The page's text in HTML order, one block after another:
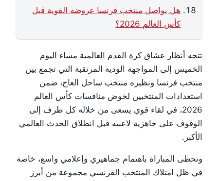
هل يواصل منتخب فرنسا عروضه القوية قبل
كأس العالم 2026؟
تتجه أنظار عشاق كرة القدم العالمية مساء اليوم
الخميس إلى المواجهة الودية المرتقبة التي تجمع بين
منتخب فرنسا ونظيره منتخب ساحل العاج، ضمن
استعدادات المنتخبين لخوض منافسات كأس العالم
2026، في لقاء قوي يسعى من خلاله كل طرف إلى
الوقوف على جاهزية لاعبيه قبل انطلاق الحدث العالمي
الأكبر.
وتحظى المباراة باهتمام جماهيري وإعلامي واسع، خاصة
في ظل امتلاك المنتخب الفرنسي مجموعة من أبرز